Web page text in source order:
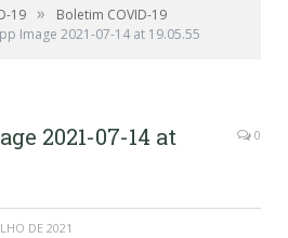
19 »
Boletim COVID-19
Image 2021-07-14 at 19.05.55
2021-07-14 at
0
DE 2021